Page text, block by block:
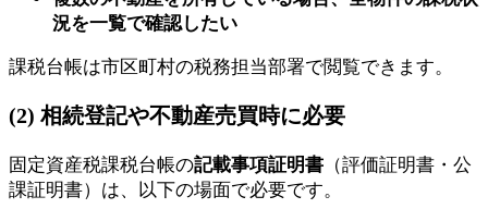
況を一覧で確認したい
課税台帳は市区町村の税務担当部署で閲覧できます。
(2) 相続登記や不動産売買時に必要
固定資産税課税台帳の記載事項証明書 （評価証明書・公
課証明書）は、以下の場面で必要です。